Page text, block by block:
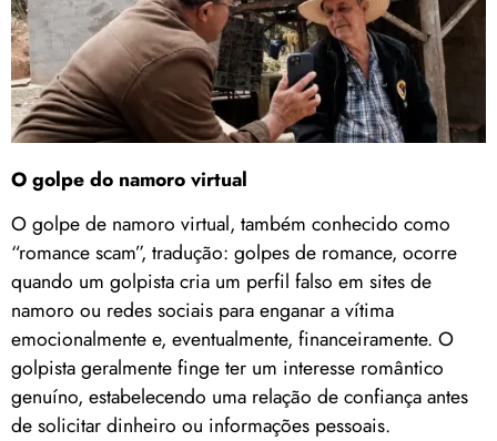
O golpe do namoro virtual
O golpe de namoro virtual, também conhecido como
“romance scam”, tradução: golpes de romance, ocorre
quando um golpista cria um perfil falso em sites de
namoro ou redes sociais para enganar a vítima
emocionalmente e, eventualmente, financeiramente. O
golpista geralmente finge ter um interesse romântico
genuíno, estabelecendo uma relação de confiança antes
de solicitar dinheiro ou informações pessoais.